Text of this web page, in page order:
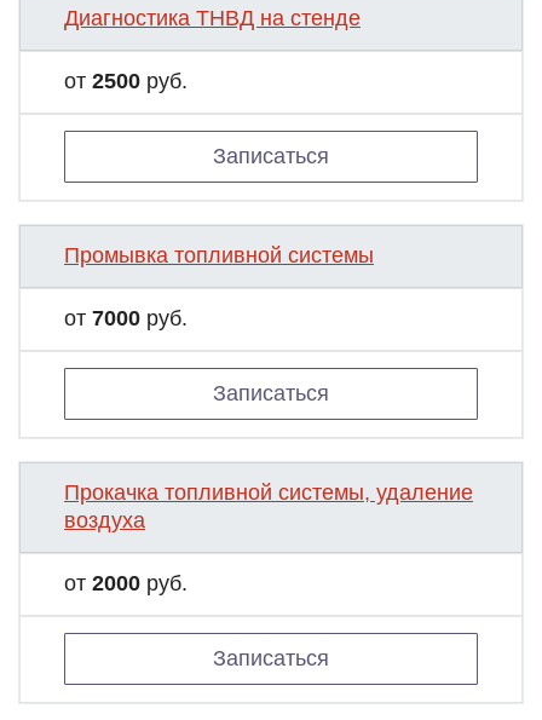
Диагностика ТНВД на стенде
от 2500 руб.
Записаться
Промывка топливной системы
от 7000 руб.
Записаться
Прокачка топливной системы, удаление
воздуха
от 2000 руб.
Записаться